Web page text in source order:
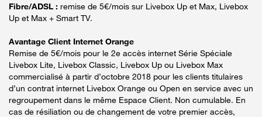
Fibre/ADSL : remise de 5€/mois sur Livebox Up et Max, Livebox
Up et Max + Smart TV.
Avantage Client Internet Orange
Remise de 5€/mois pour le 2e accès internet Série Spéciale
Livebox Lite, Livebox Classic, Livebox Up ou Livebox Max
commercialisé à partir d’octobre 2018 pour les clients titulaires
d’un contrat internet Livebox Orange ou Open en service avec un
regroupement dans le même Espace Client. Non cumulable. En
cas de résiliation ou de changement de votre premier accès,